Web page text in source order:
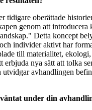
tidigare oberättade
genom att introducera
Detta koncept
individer aktivt har
till materialitet, ekologi,
erbjuda nya sätt att tolka
utvidgar avhandlingen
under din